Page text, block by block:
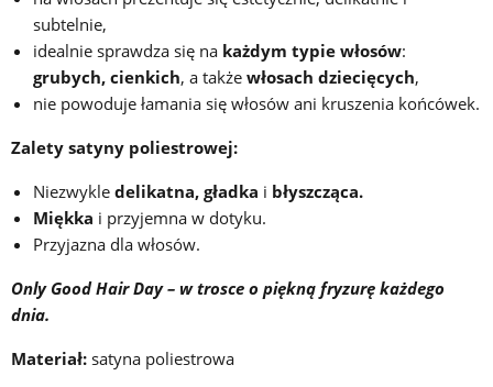
subtelnie,
idealnie sprawdza się na każdym typie włosów:
grubych, cienkich, a także włosach dziecięcych,
nie powoduje łamania się włosów ani kruszenia końcówek.
Zalety satyny poliestrowej:
Niezwykle delikatna, gładka i błyszcząca.
Miękka i przyjemna w dotyku.
Przyjazna dla włosów.
Only Good Hair Day – w trosce o piękną fryzurę każdego
dnia.
Materiał: satyna poliestrowa